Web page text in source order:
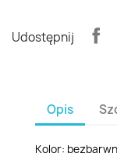
Udostępnij
Opis
Kolor: